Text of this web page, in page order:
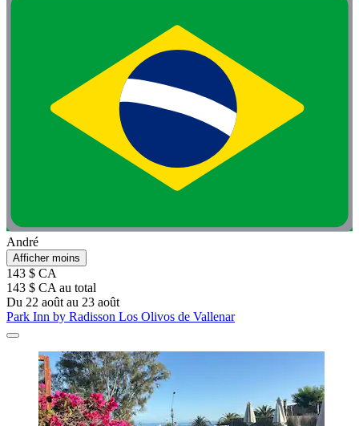
André
Afficher moins
143 $ CA
143 $ CA au total
Du 22 août au 23 août
Park Inn by Radisson Los Olivos de Vallenar